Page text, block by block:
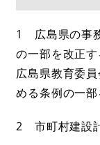
1 広島県の事
の一部を改正
広島県教育委
める条例の一
2 市町村建設